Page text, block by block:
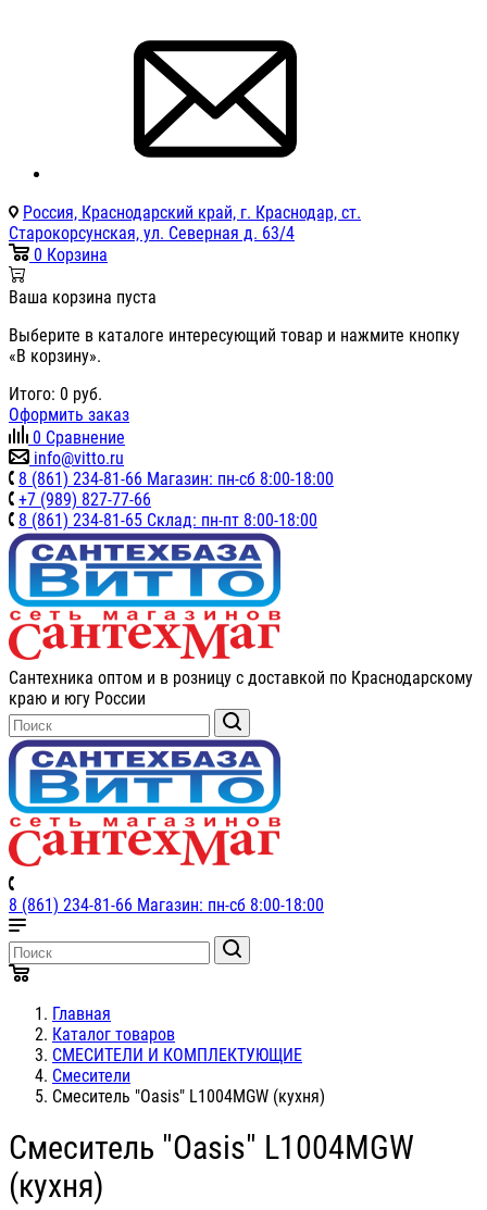
Россия, Краснодарский край, г. Краснодар, ст.
Старокорсунская, ул. Северная д. 63/4
0 Корзина
Ваша корзина пуста
Выберите в каталоге интересующий товар и нажмите кнопку
«В корзину».
Итого: 0 руб.
Оформить заказ
0 Сравнение
info@vitto.ru
8 (861) 234-81-66 Магазин: пн-сб 8:00-18:00
+7 (989) 827-77-66
8 (861) 234-81-65 Склад: пн-пт 8:00-18:00
Сантехника оптом и в розницу с доставкой по Краснодарскому
краю и югу России
8 (861) 234-81-66 Магазин: пн-сб 8:00-18:00
Главная
Каталог товаров
СМЕСИТЕЛИ И КОМПЛЕКТУЮЩИЕ
Смесители
Смеситель "Oasis" L1004MGW (кухня)
Смеситель "Oasis" L1004MGW
(кухня)